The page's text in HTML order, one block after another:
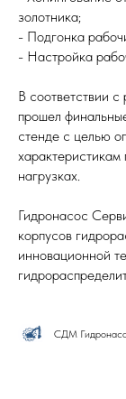
золотника;
- Подгонка
- Настройка
В соответствии с
прошел
стенде с целью
нагрузках.
Гидронасос
корпусов
инновационной
СДМ